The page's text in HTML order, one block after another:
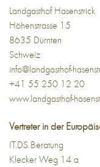
Landgasthof Hasenstrick
Höhenstrasse 15
8635 Dürnten
Schweiz
info@landgasthof-
+41 55 250 12 20
www.landgasthof-
Vertreter in der
IT.DS Beratung
Klecker Weg 14 a